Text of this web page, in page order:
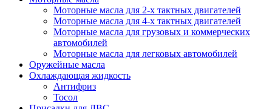
Моторные масла для 2-х тактных двигателей
Моторные масла для 4-х тактных двигателей
Моторные масла для грузовых и коммерческих
автомобилей
Моторные масла для легковых автомобилей
Оружейные масла
Охлаждающая жидкость
Антифриз
Тосол